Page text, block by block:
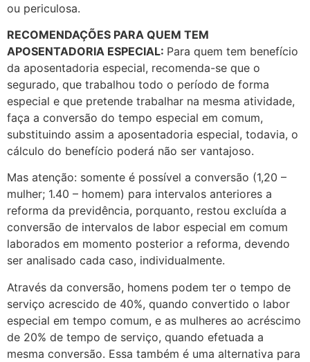
ou periculosa.
RECOMENDAÇÕES PARA QUEM TEM
APOSENTADORIA ESPECIAL: Para quem tem benefício
da aposentadoria especial, recomenda-se que o
segurado, que trabalhou todo o período de forma
especial e que pretende trabalhar na mesma atividade,
faça a conversão do tempo especial em comum,
substituindo assim a aposentadoria especial, todavia, o
cálculo do benefício poderá não ser vantajoso.
Mas atenção: somente é possível a conversão (1,20 –
mulher; 1.40 – homem) para intervalos anteriores a
reforma da previdência, porquanto, restou excluída a
conversão de intervalos de labor especial em comum
laborados em momento posterior a reforma, devendo
ser analisado cada caso, individualmente.
Através da conversão, homens podem ter o tempo de
serviço acrescido de 40%, quando convertido o labor
especial em tempo comum, e as mulheres ao acréscimo
de 20% de tempo de serviço, quando efetuada a
mesma conversão. Essa também é uma alternativa para